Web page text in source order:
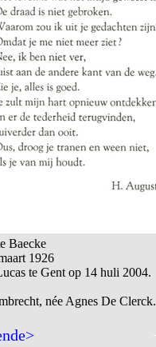
Baecke
1926
te Gent op 14 huli 2004.
née Agnes De Clerck.